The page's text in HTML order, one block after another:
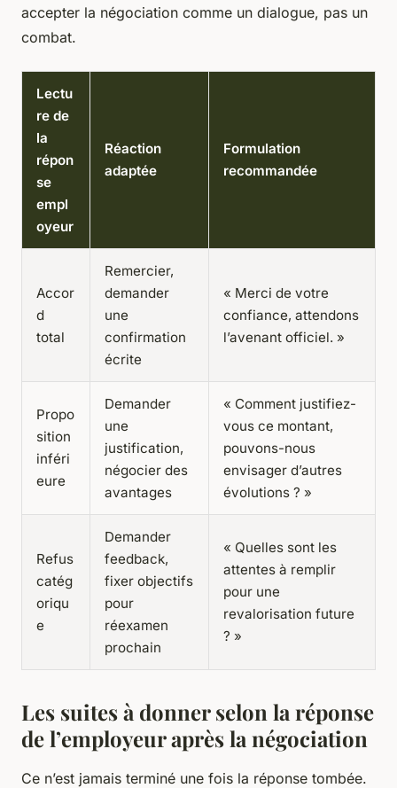
accepter la négociation comme un dialogue, pas un
combat.
Lectu
re de
la
répon
se
empl
oyeur
Réaction
adaptée
Formulation
recommandée
Accor
d
total
Remercier,
demander
une
confirmation
écrite
« Merci de votre
confiance, attendons
l’avenant officiel. »
Propo
sition
inféri
eure
Demander
une
justification,
négocier des
avantages
« Comment justifiez-
vous ce montant,
pouvons-nous
envisager d’autres
évolutions ? »
Refus
catég
oriqu
e
Demander
feedback,
fixer objectifs
pour
réexamen
prochain
« Quelles sont les
attentes à remplir
pour une
revalorisation future
? »
Les suites à donner selon la réponse
de l’employeur après la négociation
Ce n’est jamais terminé une fois la réponse tombée.